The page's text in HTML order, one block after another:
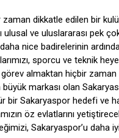
dikkatle edilen bir
ve uluslararası pek
nice badirelerinin
sporcu ve teknik
almaktan hiçbir zaman
markası olan
Sakaryaspor hedefi ve
öz evlatlarını
Sakaryaspor’u daha